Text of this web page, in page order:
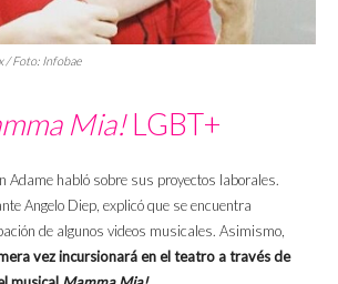
/ Foto: Infobae
Mia!LGBT+
Adame habló sobre sus proyectos laborales.
Angelo Diep, explicó que se encuentra
de algunos videos musicales. Asimismo,
vez incursionará en el teatro a través de